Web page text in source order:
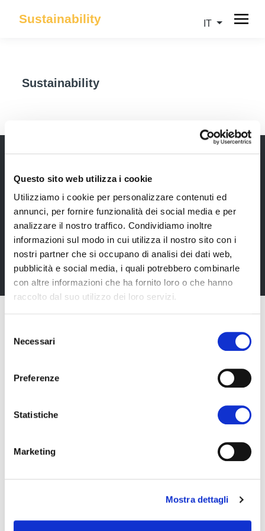
Questo sito web utilizza i cookie
Utilizziamo i cookie per personalizzare contenuti ed
annunci, per fornire funzionalità dei social media e per
analizzare il nostro traffico. Condividiamo inoltre
informazioni sul modo in cui utilizza il nostro sito con i
nostri partner che si occupano di analisi dei dati web,
pubblicità e social media, i quali potrebbero combinarle
con altre informazioni che ha fornito loro o che hanno
raccolto dal suo utilizzo dei loro servizi.
delNecessari
Preferenze
Statistiche
Marketing
Mostra dettagli
Sustainability IT
Sustainability
Rimani sempre aggiornata*o sui nostri eventi, ricevi
informazioni utili in anteprima! Naturalmente senza
alcun costo.
Iscriviti alla Newsletter
39100 Bolzano BZ